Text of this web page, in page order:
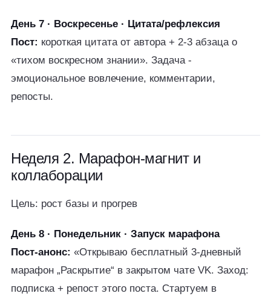
День 7 · Воскресенье · Цитата/рефлексия
Пост: короткая цитата от автора + 2-3 абзаца о
«тихом воскресном знании». Задача -
эмоциональное вовлечение, комментарии,
репосты.
Неделя 2. Марафон-магнит и
коллаборации
Цель: рост базы и прогрев
День 8 · Понедельник · Запуск марафона
Пост-анонс: «Открываю бесплатный 3-дневный
марафон „Раскрытие“ в закрытом чате VK. Заход:
подписка + репост этого поста. Стартуем в